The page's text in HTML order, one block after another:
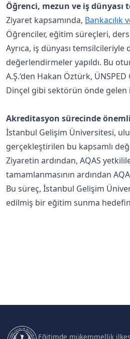
Öğrenci, mezun ve iş
Ziyaret kapsamında, Bankacılık
Öğrenciler, eğitim süreçleri,
Ayrıca, iş dünyası
değerlendirmeler yapıldı. Bu
A.Ş.’den Hakan Öztürk,
Dinçel gibi sektörün önde gelen
Akreditasyon sürecinde
İstanbul Gelişim Üniversitesi,
gerçekleştirilen bu kapsamlı
Ziyaretin ardından, AQAS
tamamlanmasının ardından
Bu süreç, İstanbul Gelişim
edilmiş bir eğitim sunma
Eğitimde mükemmellik